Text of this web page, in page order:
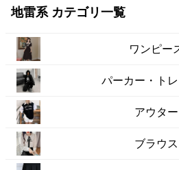
地雷系 カテゴリ一覧
ワンピー
パーカー・ト
アウター
ブラウス